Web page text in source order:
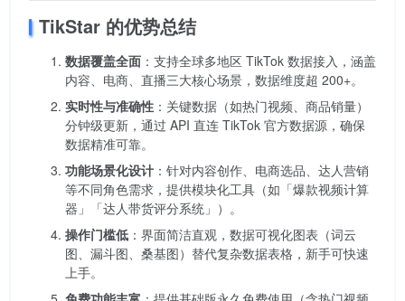
TikStar 的优势总结
数据覆盖全面 ：支持全球多地区 TikTok 数据接入，涵盖
内容、电商、直播三大核心场景，数据维度超 200+。
实时性与准确性 ：关键数据（如热门视频、商品销量）
分钟级更新，通过 API 直连 TikTok 官方数据源，确保
数据精准可靠。
功能场景化设计 ：针对内容创作、电商选品、达人营销
等不同角色需求，提供模块化工具（如「爆款视频计算
器」「达人带货评分系统」）。
操作门槛低 ：界面简洁直观，数据可视化图表（词云
图、漏斗图、桑基图）替代复杂数据表格，新手可快速
上手。